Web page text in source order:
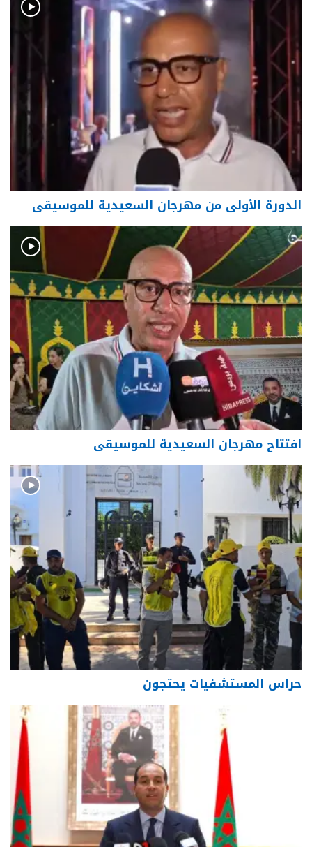
الدورة الأولى من مهرجان السعيدية للموسيقى
افتتاح مهرجان السعيدية للموسيقى
حراس المستشفيات يحتجون